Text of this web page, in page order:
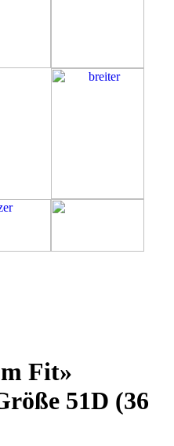
Fit»
51D (36